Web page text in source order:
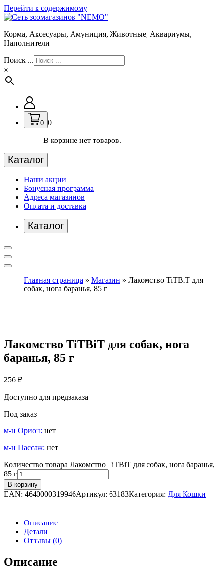
Перейти к содержимому
Корма, Аксесуары, Амуниция, Животные, Аквариумы,
Наполнители
Поиск ...
×
0 0
В корзине нет товаров.
Каталог
Наши акции
Бонусная программа
Адреса магазинов
Оплата и доставка
Каталог
Главная страница » Магазин » Лакомство TiTBiT для
собак, нога баранья, 85 г
Лакомство TiTBiT для собак, нога
баранья, 85 г
256 ₽
Доступно для предзаказа
Под заказ
м-н Орион: нет
м-н Пассаж: нет
Количество товара Лакомство TiTBiT для собак, нога баранья,
85 г
В корзину
EAN: 4640000319946Артикул: 63183Категория: Для Кошки
Описание
Детали
Отзывы (0)
Описание